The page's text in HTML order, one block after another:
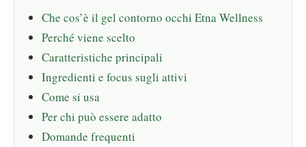
Che cos’è il gel contorno occhi Etna Wellness
Perché viene scelto
Caratteristiche principali
Ingredienti e focus sugli attivi
Come si usa
Per chi può essere adatto
Domande frequenti